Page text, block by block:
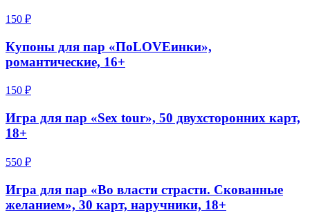
150 ₽
Купоны для пар «ПоLOVEинки»,
романтические, 16+
150 ₽
Игра для пар «Sex tour», 50 двухсторонних карт,
18+
550 ₽
Игра для пар «Во власти страсти. Скованные
желанием», 30 карт, наручники, 18+